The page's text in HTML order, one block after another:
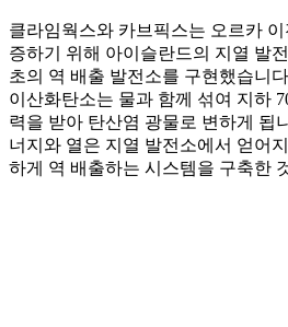
클라임웍스와 카브픽스는 오르카
증하기 위해 아이슬란드의 지열 발
초의 역 배출 발전소를 구현했습니
이산화탄소는 물과 함께 섞여 지하
력을 받아 탄산염 광물로 변하게 됩
너지와 열은 지열 발전소에서 얻어
하게 역 배출하는 시스템을 구축한